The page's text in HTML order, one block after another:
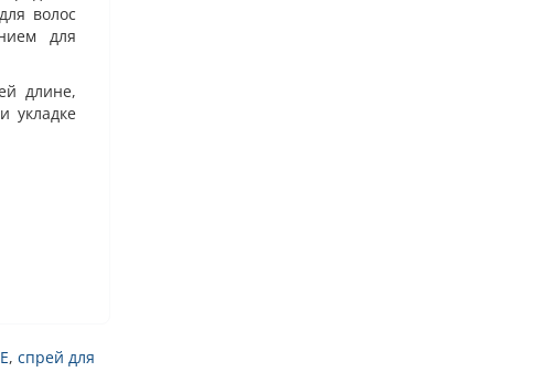
волос
для
длине,
укладке
, спрей для